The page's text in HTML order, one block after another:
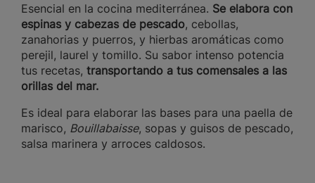
Esencial en la cocina mediterránea. Se elabora con
espinas y cabezas de pescado, cebollas,
zanahorias y puerros, y hierbas aromáticas como
perejil, laurel y tomillo. Su sabor intenso potencia
tus recetas, transportando a tus comensales a las
orillas del mar.
Es ideal para elaborar las bases para una paella de
marisco, Bouillabaisse, sopas y guisos de pescado,
salsa marinera y arroces caldosos.